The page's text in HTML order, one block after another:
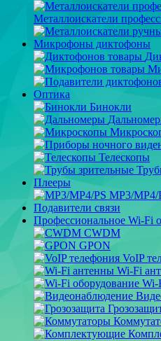
Металлоискатели
Микрофоны диктофоны
Оптика
Бинокли
Телескопы
Плееры
MP3/MP4/
Подавители связи
Профессиональное Wi-Fi
CWDM
GPON
VoIP
Wi-Fi
Wi-